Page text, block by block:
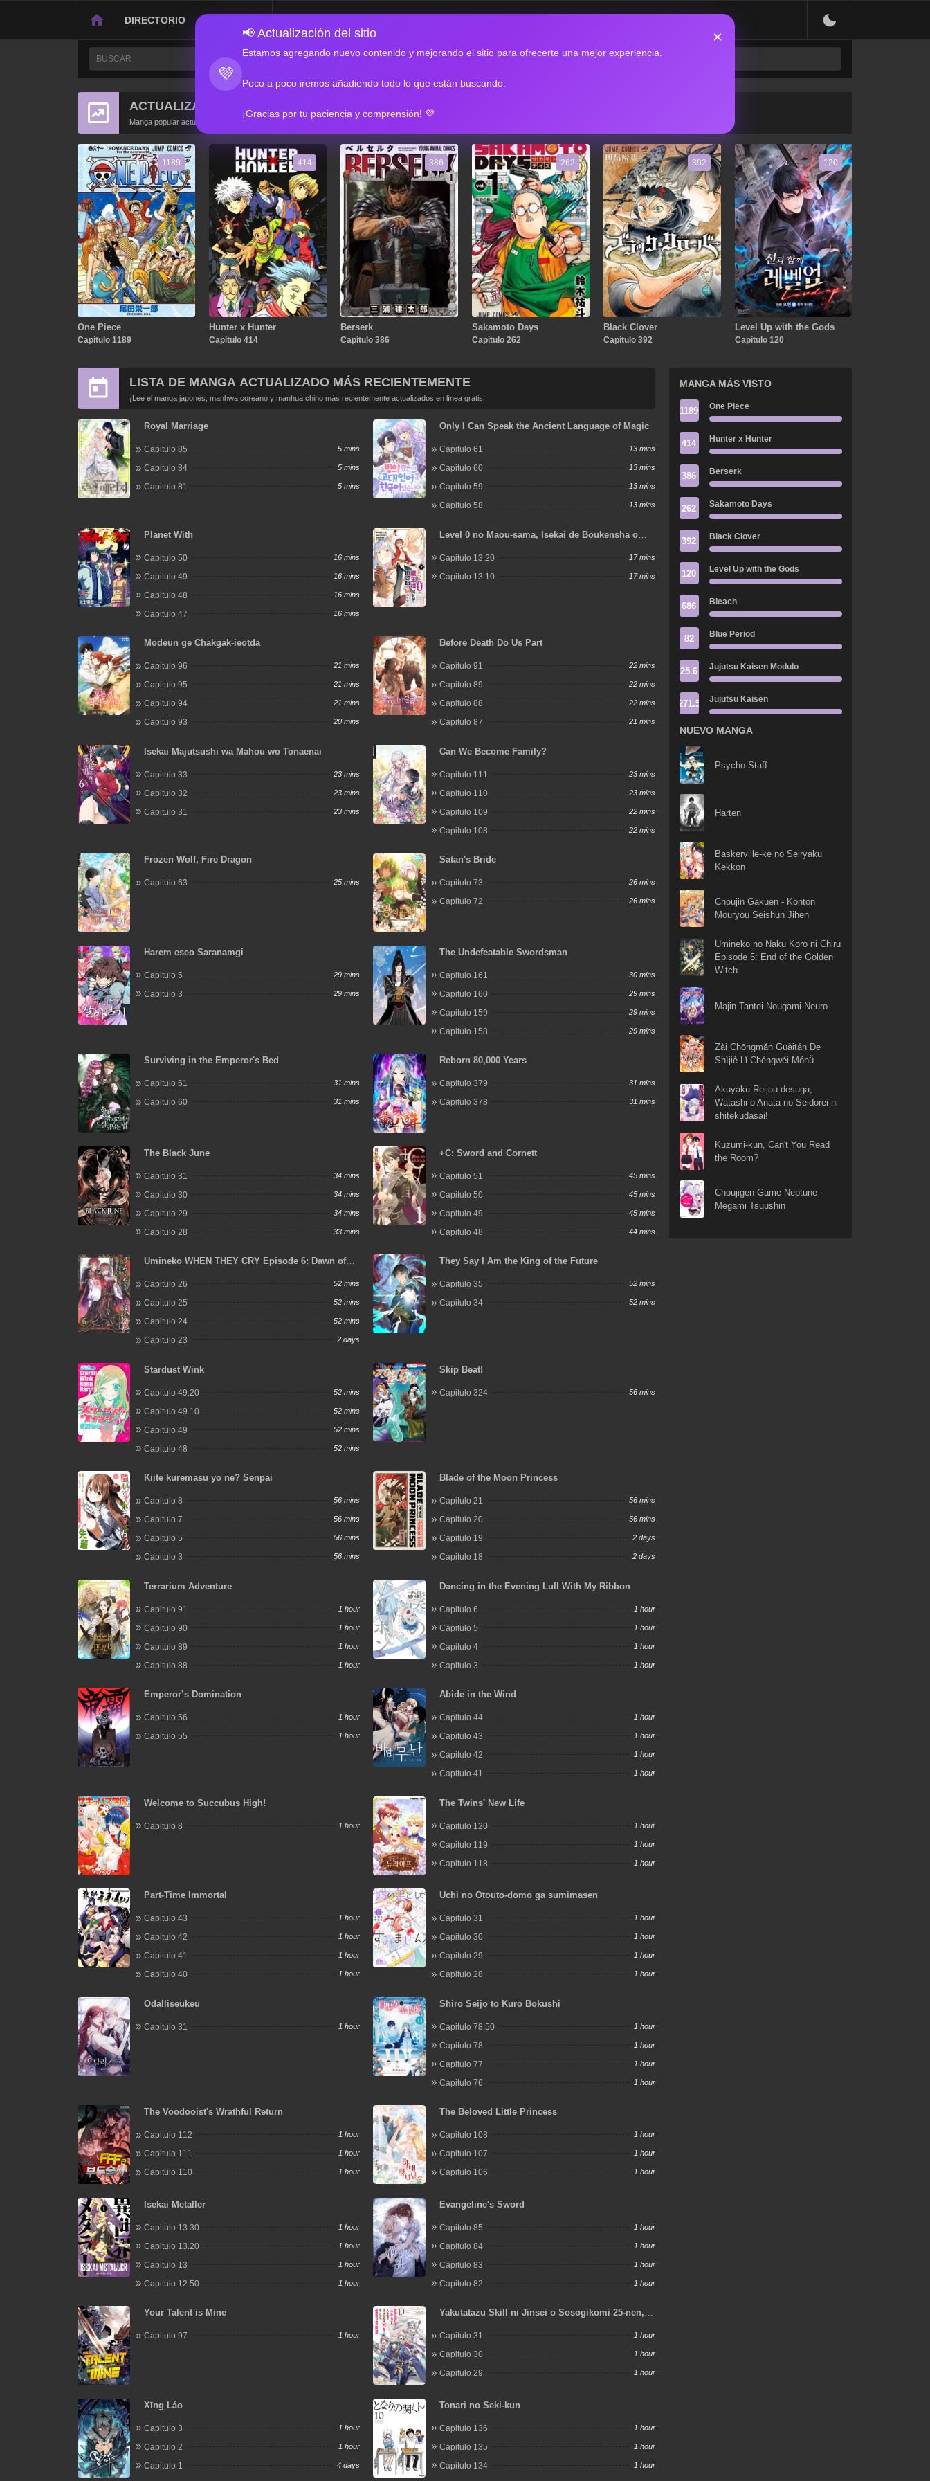
DIRECTORIO
💜
📢 Actualización del sitio
Estamos agregando nuevo contenido y mejorando el sitio para ofrecerte una mejor experiencia.
Poco a poco iremos añadiendo todo lo que están buscando.
¡Gracias por tu paciencia y comprensión! 💜
×
ACTUALIZACIONES POPULARES
Manga popular actualizado recientemente
1189
One Piece
Capitulo 1189
414
Hunter x Hunter
Capitulo 414
386
Berserk
Capitulo 386
262
Sakamoto Days
Capitulo 262
392
Black Clover
Capitulo 392
120
Level Up with the Gods
Capitulo 120
LISTA DE MANGA ACTUALIZADO MÁS RECIENTEMENTE
¡Lee el manga japonés, manhwa coreano y manhua chino más recientemente actualizados en línea gratis!
Royal Marriage
Capitulo 85 5 mins
Capitulo 84 5 mins
Capitulo 81 5 mins
Only I Can Speak the Ancient Language of Magic
Capitulo 61 13 mins
Capitulo 60 13 mins
Capitulo 59 13 mins
Capitulo 58 13 mins
Planet With
Capitulo 50 16 mins
Capitulo 49 16 mins
Capitulo 48 16 mins
Capitulo 47 16 mins
Level 0 no Maou-sama, Isekai de Boukensha o
Capitulo 13.20 17 mins
Capitulo 13.10 17 mins
Modeun ge Chakgak-ieotda
Capitulo 96 21 mins
Capitulo 95 21 mins
Capitulo 94 21 mins
Capitulo 93 20 mins
Before Death Do Us Part
Capitulo 91 22 mins
Capitulo 89 22 mins
Capitulo 88 22 mins
Capitulo 87 21 mins
Isekai Majutsushi wa Mahou wo Tonaenai
Capitulo 33 23 mins
Capitulo 32 23 mins
Capitulo 31 23 mins
Can We Become Family?
Capitulo 111 23 mins
Capitulo 110 23 mins
Capitulo 109 22 mins
Capitulo 108 22 mins
Frozen Wolf, Fire Dragon
Capitulo 63 25 mins
Satan's Bride
Capitulo 73 26 mins
Capitulo 72 26 mins
Harem eseo Saranamgi
Capitulo 5 29 mins
Capitulo 3 29 mins
The Undefeatable Swordsman
Capitulo 161 30 mins
Capitulo 160 29 mins
Capitulo 159 29 mins
Capitulo 158 29 mins
Surviving in the Emperor's Bed
Capitulo 61 31 mins
Capitulo 60 31 mins
Reborn 80,000 Years
Capitulo 379 31 mins
Capitulo 378 31 mins
The Black June
Capitulo 31 34 mins
Capitulo 30 34 mins
Capitulo 29 34 mins
Capitulo 28 33 mins
+C: Sword and Cornett
Capitulo 51 45 mins
Capitulo 50 45 mins
Capitulo 49 45 mins
Capitulo 48 44 mins
Umineko WHEN THEY CRY Episode 6: Dawn of
Capitulo 26 52 mins
Capitulo 25 52 mins
Capitulo 24 52 mins
Capitulo 23 2 days
They Say I Am the King of the Future
Capitulo 35 52 mins
Capitulo 34 52 mins
Stardust Wink
Capitulo 49.20 52 mins
Capitulo 49.10 52 mins
Capitulo 49 52 mins
Capitulo 48 52 mins
Skip Beat!
Capitulo 324 56 mins
Kiite kuremasu yo ne? Senpai
Capitulo 8 56 mins
Capitulo 7 56 mins
Capitulo 5 56 mins
Capitulo 3 56 mins
Blade of the Moon Princess
Capitulo 21 56 mins
Capitulo 20 56 mins
Capitulo 19 2 days
Capitulo 18 2 days
Terrarium Adventure
Capitulo 91 1 hour
Capitulo 90 1 hour
Capitulo 89 1 hour
Capitulo 88 1 hour
Dancing in the Evening Lull With My Ribbon
Capitulo 6 1 hour
Capitulo 5 1 hour
Capitulo 4 1 hour
Capitulo 3 1 hour
Emperor’s Domination
Capitulo 56 1 hour
Capitulo 55 1 hour
Abide in the Wind
Capitulo 44 1 hour
Capitulo 43 1 hour
Capitulo 42 1 hour
Capitulo 41 1 hour
Welcome to Succubus High!
Capitulo 8 1 hour
The Twins' New Life
Capitulo 120 1 hour
Capitulo 119 1 hour
Capitulo 118 1 hour
Part-Time Immortal
Capitulo 43 1 hour
Capitulo 42 1 hour
Capitulo 41 1 hour
Capitulo 40 1 hour
Uchi no Otouto-domo ga sumimasen
Capitulo 31 1 hour
Capitulo 30 1 hour
Capitulo 29 1 hour
Capitulo 28 1 hour
Odalliseukeu
Capitulo 31 1 hour
Shiro Seijo to Kuro Bokushi
Capitulo 78.50 1 hour
Capitulo 78 1 hour
Capitulo 77 1 hour
Capitulo 76 1 hour
The Voodooist's Wrathful Return
Capitulo 112 1 hour
Capitulo 111 1 hour
Capitulo 110 1 hour
The Beloved Little Princess
Capitulo 108 1 hour
Capitulo 107 1 hour
Capitulo 106 1 hour
Isekai Metaller
Capitulo 13.30 1 hour
Capitulo 13.20 1 hour
Capitulo 13 1 hour
Capitulo 12.50 1 hour
Evangeline's Sword
Capitulo 85 1 hour
Capitulo 84 1 hour
Capitulo 83 1 hour
Capitulo 82 1 hour
Your Talent is Mine
Capitulo 97 1 hour
Yakutatazu Skill ni Jinsei o Sosogikomi 25-nen,
Akira
Capitulo 31 1 hour
Capitulo 30 1 hour
Capitulo 29 1 hour
Xīng Láo
Capitulo 3 1 hour
Capitulo 2 1 hour
Capitulo 1 4 days
Tonari no Seki-kun
Capitulo 136 1 hour
Capitulo 135 1 hour
Capitulo 134 1 hour
MANGA MÁS VISTO
1189 One Piece
414 Hunter x Hunter
386 Berserk
262 Sakamoto Days
392 Black Clover
120 Level Up with the Gods
686 Bleach
82 Blue Period
25.6 Jujutsu Kaisen Modulo
271.5 Jujutsu Kaisen
NUEVO MANGA
Psycho Staff
Harten
Baskerville-ke no Seiryaku
Kekkon
Choujin Gakuen - Konton
Mouryou Seishun Jihen
Umineko no Naku Koro ni Chiru
Episode 5: End of the Golden
Witch
Majin Tantei Nougami Neuro
Zài Chōngmǎn Guàitán De
Shìjiè Lǐ Chéngwéi Mónǚ
Akuyaku Reijou desuga,
Watashi o Anata no Seidorei ni
shitekudasai!
Kuzumi-kun, Can't You Read
the Room?
Choujigen Game Neptune -
Megami Tsuushin